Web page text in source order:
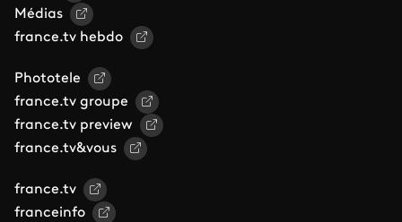
Médias
france.tv hebdo
Phototele
france.tv groupe
france.tv preview
france.tv&vous
france.tv
franceinfo